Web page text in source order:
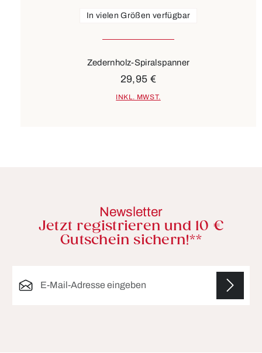
In vielen Größen verfügbar
Zedernholz-Spiralspanner
29,95 €
INKL. MWST.
Newsletter
Jetzt registrieren und 10 €
Gutschein sichern!**